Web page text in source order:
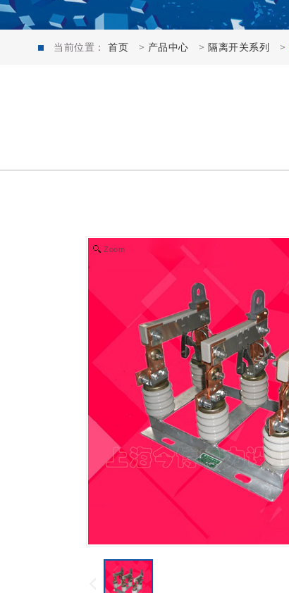
当前位置： 首页 > 产品中心 > 隔离开关系列 >
Zoom